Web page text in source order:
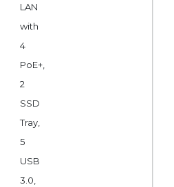
LAN
with
4
PoE+,
2
SSD
Tray,
5
USB
3.0,